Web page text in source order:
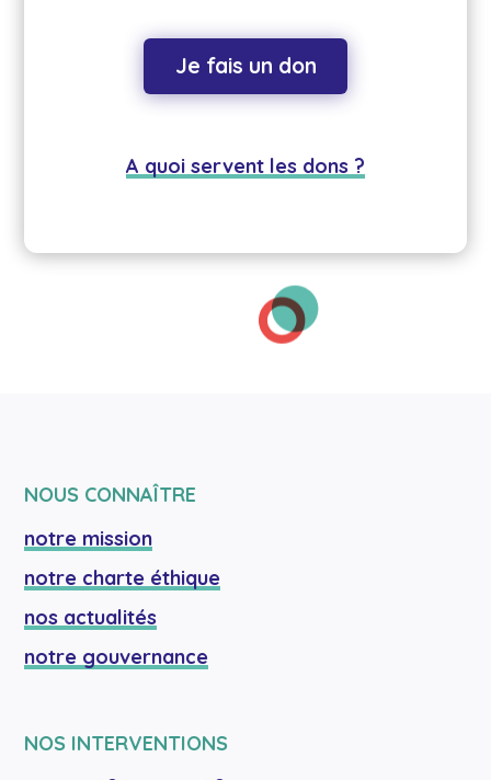
Je fais un don
A quoi servent les dons ?
NOUS CONNAÎTRE
notre mission
notre charte éthique
nos actualités
notre gouvernance
NOS INTERVENTIONS